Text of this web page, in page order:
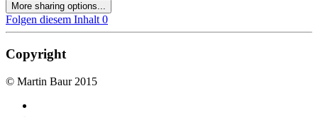
More sharing options...
Folgen diesem Inhalt 0
Copyright
© Martin Baur 2015